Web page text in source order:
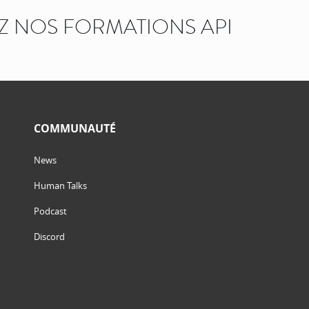
NOS FORMATIONS API
COMMUNAUTÉ
News
Human Talks
Podcast
Discord